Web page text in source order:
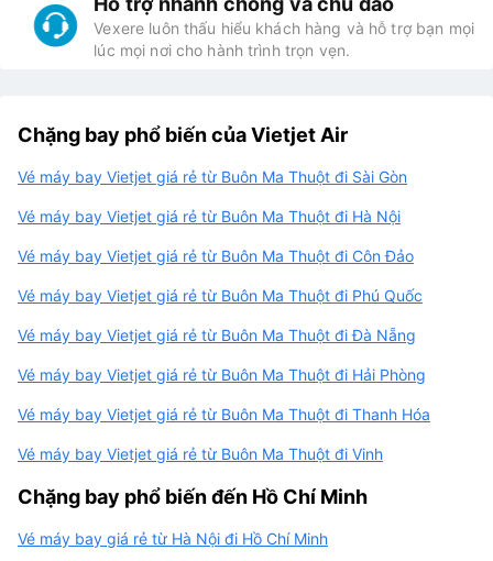
Vexere luôn thấu hiểu khách hàng và hỗ trợ bạn mọi
lúc mọi nơi cho hành trình trọn vẹn.
Chặng bay phổ biến của Vietjet Air
Vé máy bay Vietjet giá rẻ từ Buôn Ma Thuột đi Sài Gòn
Vé máy bay Vietjet giá rẻ từ Buôn Ma Thuột đi Hà Nội
Vé máy bay Vietjet giá rẻ từ Buôn Ma Thuột đi Côn Đảo
Vé máy bay Vietjet giá rẻ từ Buôn Ma Thuột đi Phú Quốc
Vé máy bay Vietjet giá rẻ từ Buôn Ma Thuột đi Đà Nẵng
Vé máy bay Vietjet giá rẻ từ Buôn Ma Thuột đi Hải Phòng
Vé máy bay Vietjet giá rẻ từ Buôn Ma Thuột đi Thanh Hóa
Vé máy bay Vietjet giá rẻ từ Buôn Ma Thuột đi Vinh
Chặng bay phổ biến đến Hồ Chí Minh
Vé máy bay giá rẻ từ Hà Nội đi Hồ Chí Minh